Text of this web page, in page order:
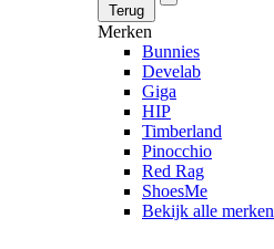
Terug
Merken
Bunnies
Develab
Giga
HIP
Timberland
Pinocchio
Red Rag
ShoesMe
Bekijk alle merken